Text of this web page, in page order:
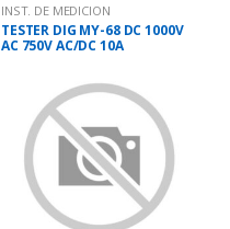
INST. DE MEDICION
TESTER DIG MY-68 DC 1000V
AC 750V AC/DC 10A